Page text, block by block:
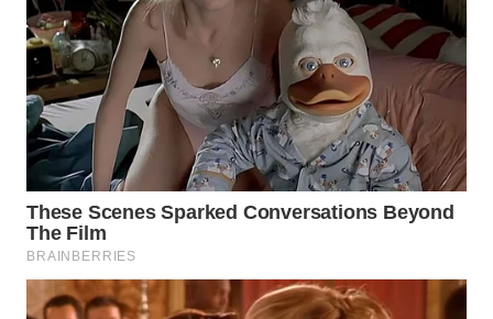
WAHANA
INFRASTRUKTUR
WAHANA
KONSUMEN
WAHANA
LISTRIK
WAHANA